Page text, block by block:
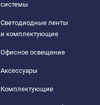
системы
Светодиодные ленты
и комплектующие
Офисное освещение
Аксессуары
Комплектующие